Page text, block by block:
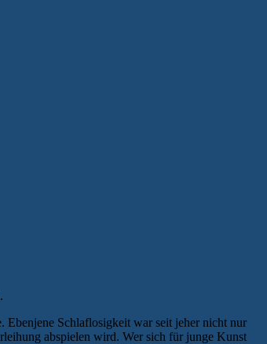
Ebenjene Schlaflosigkeit war seit jeher nicht nur
abspielen wird. Wer sich für junge Kunst